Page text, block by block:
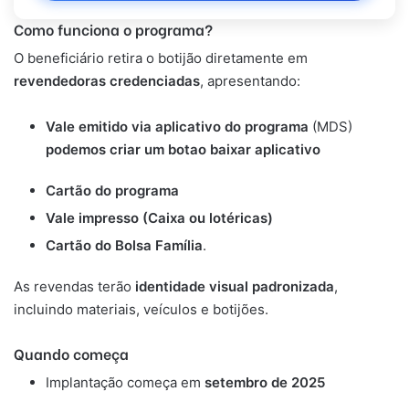
Como funciona o programa?
O beneficiário retira o botijão diretamente em
revendedoras credenciadas, apresentando:
Vale emitido via aplicativo do programa (MDS)
podemos criar um botao baixar aplicativo
Cartão do programa
Vale impresso (Caixa ou lotéricas)
Cartão do Bolsa Família.
As revendas terão identidade visual padronizada,
incluindo materiais, veículos e botijões.
Quando começa
Implantação começa em setembro de 2025